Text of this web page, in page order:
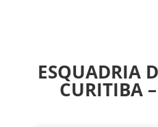
ESQUADRIA
CURITIBA